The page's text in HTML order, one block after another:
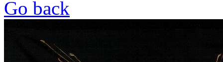
Go back